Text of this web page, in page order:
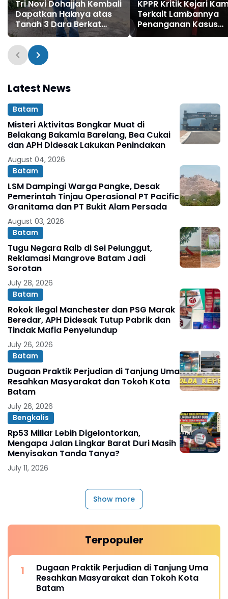
Tri Novi Dohajjah Kembali
Dapatkan Haknya atas
Tanah 3 Dara Berkat
Upaya Hukum bersama
Kantor Hukum ETOS
KPPR Kritik Kejari
Terkait Lambannya
Penanganan Kasus
Tanah Kas Desa
Latest News
Batam
Misteri Aktivitas Bongkar Muat di
Belakang Bakamla Barelang, Bea Cukai
dan APH Didesak Lakukan Penindakan
August 04, 2026
Batam
LSM Dampingi Warga Pangke, Desak
Pemerintah Tinjau Operasional PT Pacific
Granitama dan PT Bukit Alam Persada
August 03, 2026
Batam
Tugu Negara Raib di Sei Pelunggut,
Reklamasi Mangrove Batam Jadi
Sorotan
July 28, 2026
Batam
Rokok Ilegal Manchester dan PSG Marak
Beredar, APH Didesak Tutup Pabrik dan
Tindak Mafia Penyelundup
July 26, 2026
Batam
Dugaan Praktik Perjudian di Tanjung Uma
Resahkan Masyarakat dan Tokoh Kota
Batam
July 26, 2026
Bengkalis
Rp53 Miliar Lebih Digelontorkan,
Mengapa Jalan Lingkar Barat Duri Masih
Menyisakan Tanda Tanya?
July 11, 2026
Show more
Terpopuler
Dugaan Praktik Perjudian di Tanjung Uma
Resahkan Masyarakat dan Tokoh Kota
Batam